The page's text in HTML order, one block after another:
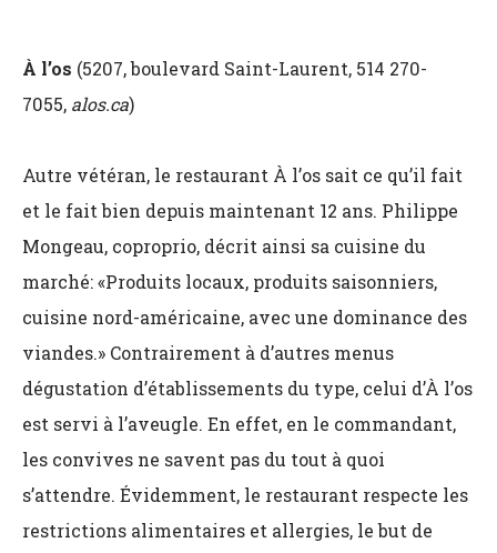
À l’os (5207, boulevard Saint-Laurent, 514 270-
7055, alos.ca)
Autre vétéran, le restaurant À l’os sait ce qu’il fait
et le fait bien depuis maintenant 12 ans. Philippe
Mongeau, coproprio, décrit ainsi sa cuisine du
marché: «Produits locaux, produits saisonniers,
cuisine nord-américaine, avec une dominance des
viandes.» Contrairement à d’autres menus
dégustation d’établissements du type, celui d’À l’os
est servi à l’aveugle. En effet, en le commandant,
les convives ne savent pas du tout à quoi
s’attendre. Évidemment, le restaurant respecte les
restrictions alimentaires et allergies, le but de